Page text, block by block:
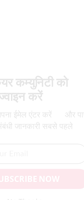
कम्युनिटी को
करें
ईमेल एंटर करें
और
जानकारी सबसे पहले